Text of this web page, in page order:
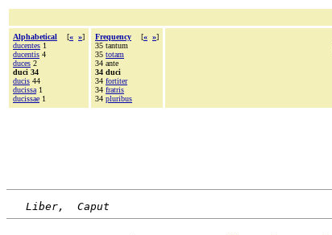
Alphabetical [« »]
ducentes 1
ducentis 4
duces 2
duci 34
ducis 44
ducissa 1
ducissae 1
Frequency [« »]
35 tantum
35 totam
34 ante
34 duci
34 fortiter
34 fratris
34 pluribus
Liber,  Caput